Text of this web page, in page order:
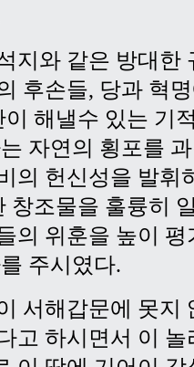
지와 같은 방대한
후손들, 당과 혁
해낼수 있는 기
자연의 횡포를
의 헌신성을 발휘
창조물을 훌륭히
의 위훈을 높이
주시였다.
서해갑문에 못지
고 하시면서 이